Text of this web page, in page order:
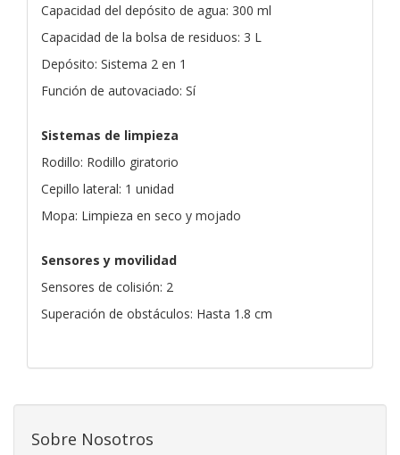
Capacidad del depósito de agua: 300 ml
Capacidad de la bolsa de residuos: 3 L
Depósito: Sistema 2 en 1
Función de autovaciado: Sí
Sistemas de limpieza
Rodillo: Rodillo giratorio
Cepillo lateral: 1 unidad
Mopa: Limpieza en seco y mojado
Sensores y movilidad
Sensores de colisión: 2
Superación de obstáculos: Hasta 1.8 cm
Sobre Nosotros